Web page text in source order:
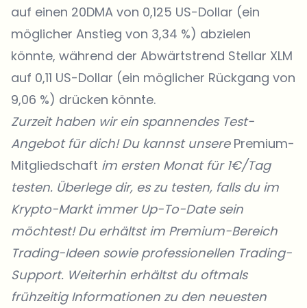
auf einen 20DMA von 0,125 US-Dollar (ein
möglicher Anstieg von 3,34 %) abzielen
könnte, während der Abwärtstrend Stellar XLM
auf 0,11 US-Dollar (ein möglicher Rückgang von
9,06 %) drücken könnte.
Zurzeit haben wir ein spannendes Test-
Angebot für dich! Du kannst unsere Premium-
Mitgliedschaft im ersten Monat für 1€/Tag
testen. Überlege dir, es zu testen, falls du im
Krypto-Markt immer Up-To-Date sein
möchtest! Du erhältst im Premium-Bereich
Trading-Ideen sowie professionellen Trading-
Support. Weiterhin erhältst du oftmals
frühzeitig Informationen zu den neuesten